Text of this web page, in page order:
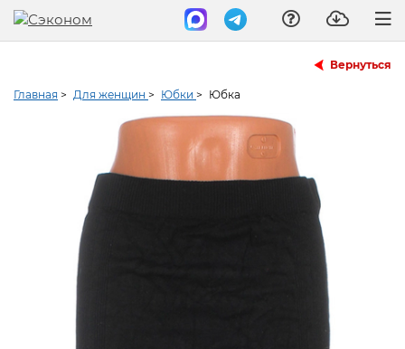
Вернуться
Главная > Для женщин > Юбки > Юбка